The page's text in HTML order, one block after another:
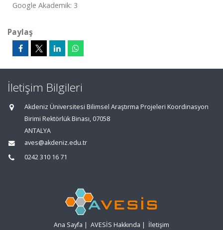
Google Akademik: 3
Paylaş
İletişim Bilgileri
Akdeniz Üniversitesi Bilimsel Araştırma Projeleri Koordinasyon
Birimi Rektörlük Binası, 07058
ANTALYA
aves@akdeniz.edu.tr
0242 310 16 71
Ana Sayfa | AVESİS Hakkında | İletişim